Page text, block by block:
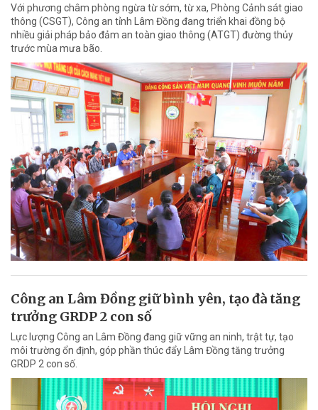
Với phương châm phòng ngừa từ sớm, từ xa, Phòng Cảnh sát giao
thông (CSGT), Công an tỉnh Lâm Đồng đang triển khai đồng bộ
nhiều giải pháp bảo đảm an toàn giao thông (ATGT) đường thủy
trước mùa mưa bão.
Công an Lâm Đồng giữ bình yên, tạo đà tăng
trưởng GRDP 2 con số
Lực lượng Công an Lâm Đồng đang giữ vững an ninh, trật tự, tạo
môi trường ổn định, góp phần thúc đẩy Lâm Đồng tăng trưởng
GRDP 2 con số.